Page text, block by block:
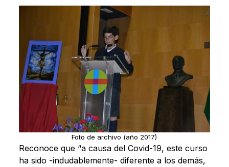
Foto de archivo (año 2017)
Reconoce que “a causa del Covid-19, este curso
ha sido -indudablemente- diferente a los demás,